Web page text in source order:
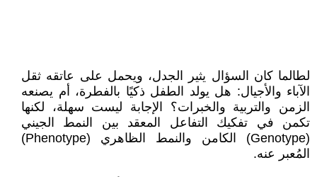
لطالما كان السؤال يثير الجدل، ويحمل على عاتقه ثقل
الآباء والأجيال: هل يولد الطفل ذكيًا بالفطرة، أم يصنعه
الزمن والتربية والخبرات؟ الإجابة ليست سهلة، لكنها
تكمن في تفكيك التفاعل المعقد بين النمط الجيني
(Genotype) الكامن والنمط الظاهري (Phenotype)
المُعبر عنه.